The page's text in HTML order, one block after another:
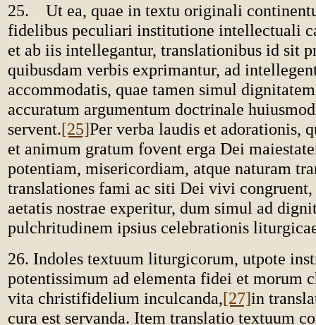
25. Ut ea, quae in textu originali
fidelibus peculiari institutione intellectuali
et ab iis intellegantur, translationibus id sit
quibusdam verbis exprimantur, ad
accommodatis, quae tamen simul
accuratum argumentum doctrinale
servent.[25]Per verba laudis et adorationis,
et animum gratum fovent erga Dei
potentiam, misericordiam, atque naturam
translationes fami ac siti Dei vivi congruent,
aetatis nostrae experitur, dum simul ad
pulchritudinem ipsius celebrationis
26. Indoles textuum liturgicorum, utpote
potentissimum ad elementa fidei et morum
vita christifidelium inculcanda,[27]in
cura est servanda. Item translatio textuum